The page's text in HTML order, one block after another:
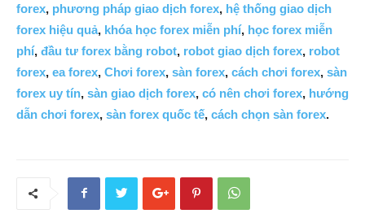
forex, phương pháp giao dịch forex, hệ thống giao dịch
forex hiệu quả, khóa học forex miễn phí, học forex miễn
phí, đầu tư forex bằng robot, robot giao dịch forex, robot
forex, ea forex, Chơi forex, sàn forex, cách chơi forex, sàn
forex uy tín, sàn giao dịch forex, có nên chơi forex, hướng
dẫn chơi forex, sàn forex quốc tế, cách chọn sàn forex.